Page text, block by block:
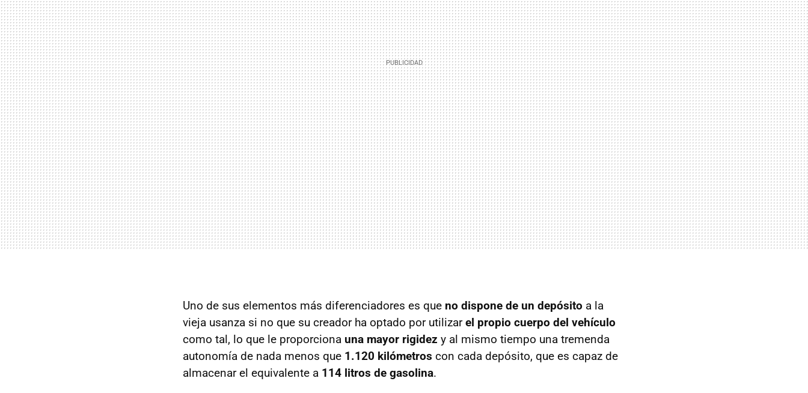
Uno de sus elementos más diferenciadores es que no dispone de un depósito a la
vieja usanza si no que su creador ha optado por utilizarel propio cuerpo del vehículo
como tal, lo que le proporciona una mayor rigidez y al mismo tiempo una tremenda
autonomía de nada menos que 1.120 kilómetros con cada depósito, que es capaz de
almacenar el equivalente a 114 litros de gasolina.